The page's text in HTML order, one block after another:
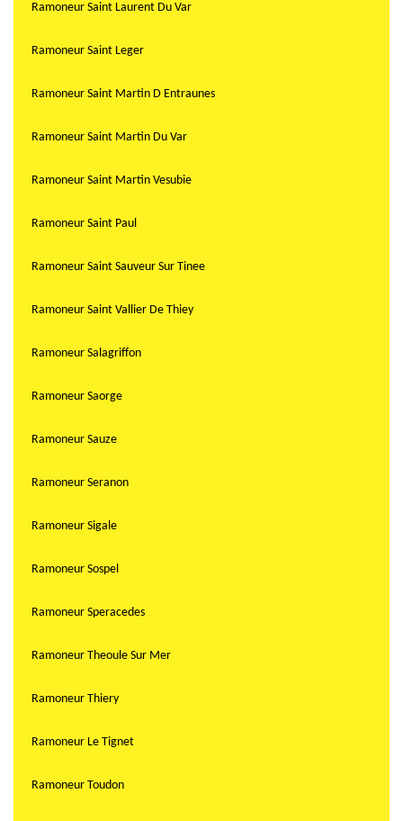
Ramoneur Saint Laurent Du Var
Ramoneur Saint Leger
Ramoneur Saint Martin D Entraunes
Ramoneur Saint Martin Du Var
Ramoneur Saint Martin Vesubie
Ramoneur Saint Paul
Ramoneur Saint Sauveur Sur Tinee
Ramoneur Saint Vallier De Thiey
Ramoneur Salagriffon
Ramoneur Saorge
Ramoneur Sauze
Ramoneur Seranon
Ramoneur Sigale
Ramoneur Sospel
Ramoneur Speracedes
Ramoneur Theoule Sur Mer
Ramoneur Thiery
Ramoneur Le Tignet
Ramoneur Toudon